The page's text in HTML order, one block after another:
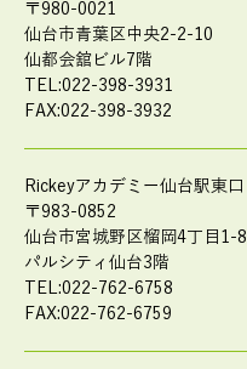
〒980-0021
仙台市青葉区中央2-2-10
仙都会舘ビル7階
TEL:022-398-3931
FAX:022-398-3932
Rickeyアカデミー仙台駅東口
〒983-0852
仙台市宮城野区榴岡4丁目1-8
パルシティ仙台3階
TEL:022-762-6758
FAX:022-762-6759